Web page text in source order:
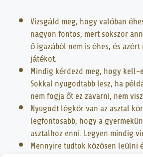
Vizsgáld meg, hogy valóban
nagyon fontos, mert sokszor
ő igazából nem is éhes, és
játékot.
Mindig kérdezd meg, hogy
Sokkal nyugodtabb lesz, ha
nem fogja őt ez zavarni, nem
Nyugodt légkör van az asztal
legfontosabb, hogy a
asztalhoz enni. Legyen mindig
Mennyire tudtok közösen leülni